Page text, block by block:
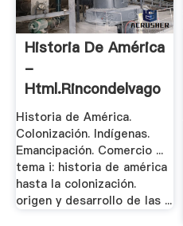
Historia De América
-
Html.rincondelvago
Historia de América.
Colonización. Indígenas.
Emancipación. Comercio ...
tema i: historia de américa
hasta la colonización.
origen y desarrollo de las ...